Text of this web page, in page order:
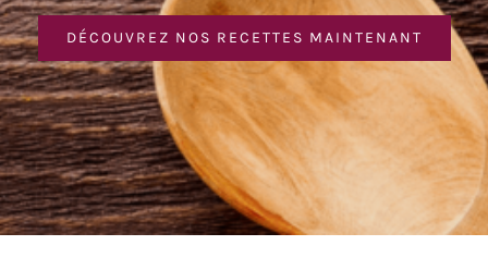
DÉCOUVREZ NOS RECETTES MAINTENANT